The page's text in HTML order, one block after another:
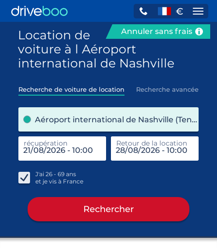
€
Annuler sans frais
Location de
voiture à l Aéroport
international de Nashville
Recherche de voiture de location Recherche avancée
Aéroport international de Nashville (Tennessee / États-Unis)
récupération Retour de la location
J'ai 26 - 69 ans
et je vis à France
Rechercher